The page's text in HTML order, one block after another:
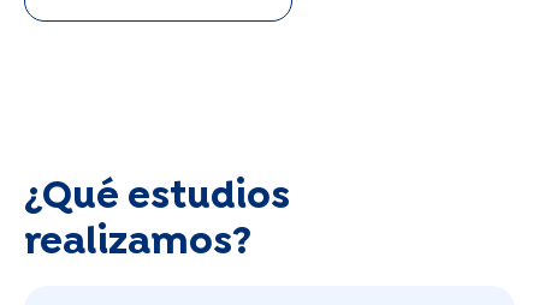
¿Qué estudios
realizamos?